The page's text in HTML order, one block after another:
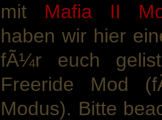
mit Mafia II
haben wir hier
fÃ¼r euch
Freeride Mod
Modus). Bitte